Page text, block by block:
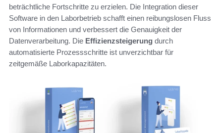
beträchtliche Fortschritte zu erzielen. Die Integration dieser
Software in den Laborbetrieb schafft einen reibungslosen Fluss
von Informationen und verbessert die Genauigkeit der
Datenverarbeitung. Die Effizienzsteigerung durch
automatisierte Prozessschritte ist unverzichtbar für
zeitgemäße Laborkapazitäten.